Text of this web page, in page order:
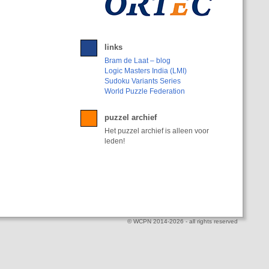
links
Bram de Laat – blog
Logic Masters India (LMI)
Sudoku Variants Series
World Puzzle Federation
puzzel archief
Het puzzel archief is alleen voor
leden!
© WCPN 2014-2026 - all rights reserved